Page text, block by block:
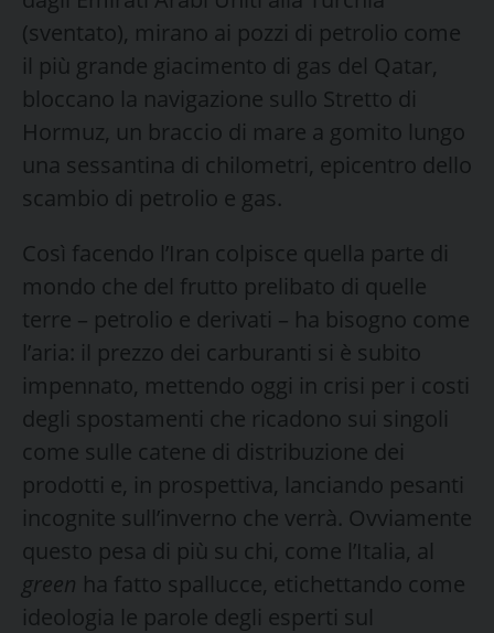
(sventato), mirano ai pozzi di petrolio come
il più grande giacimento di gas del Qatar,
bloccano la navigazione sullo Stretto di
Hormuz, un braccio di mare a gomito lungo
una sessantina di chilometri, epicentro dello
scambio di petrolio e gas.
Così facendo l’Iran colpisce quella parte di
mondo che del frutto prelibato di quelle
terre – petrolio e derivati – ha bisogno come
l’aria: il prezzo dei carburanti si è subito
impennato, mettendo oggi in crisi per i costi
degli spostamenti che ricadono sui singoli
come sulle catene di distribuzione dei
prodotti e, in prospettiva, lanciando pesanti
incognite sull’inverno che verrà. Ovviamente
questo pesa di più su chi, come l’Italia, al
green ha fatto spallucce, etichettando come
ideologia le parole degli esperti sul